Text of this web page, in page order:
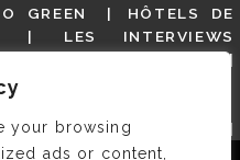
your browsing
ads or content,
GREEN
HÔTELS DE
LES INTERVIEWS
NON CLASSÉ
RESTAURANTS
SIOU PLAIT